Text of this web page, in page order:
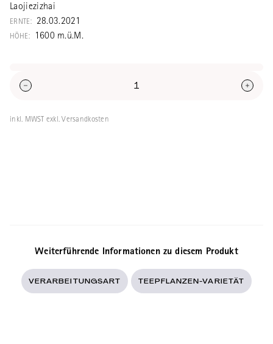
Traditionelle Verarbeitung, an der Sonne
getrocknet.
Laojiezizhai
ERNTE: 28.03.2021
HÖHE: 1600 m.ü.M.
inkl. MWST exkl. Versandkosten
Weiterführende Informationen zu diesem Produkt
VERARBEITUNGSART TEEPFLANZEN-VARIETÄT